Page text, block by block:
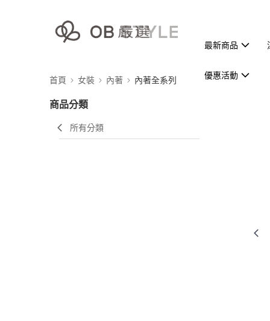
最新商品
優惠活動
首頁 女裝 內著 內著全系列
商品分類
所有分類